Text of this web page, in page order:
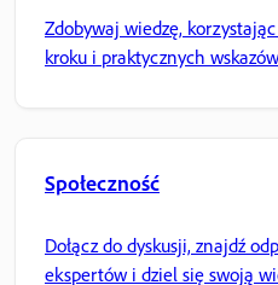
Zdobywaj wiedzę,
kroku i praktycznych
Społeczność
Dołącz do dyskusji, znajdź
ekspertów i dziel się swoją